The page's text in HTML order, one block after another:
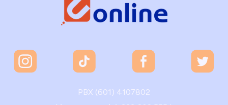
PBX (601) 4107802